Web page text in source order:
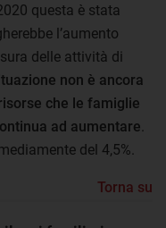
questa è stata
l’aumento
delle attività di
non è ancora
che le famiglie
ad aumentare
del 4,5%.
Torna su